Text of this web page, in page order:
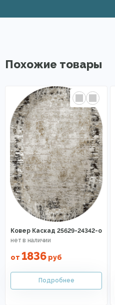
Похожие товары
Ковер Каскад 25629-24342-o
от 1836 руб